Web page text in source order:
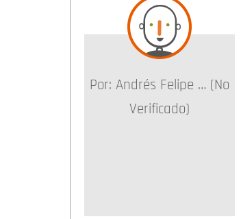
Por: Andrés Felipe … (no
Verificado)